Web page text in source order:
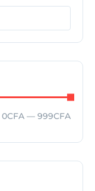
0CFA — 999CFA